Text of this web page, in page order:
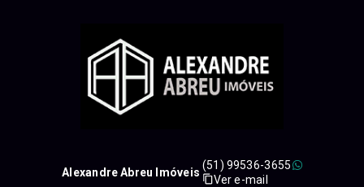
Alexandre Abreu Imóveis
(51) 99536-3655
Ver e-mail